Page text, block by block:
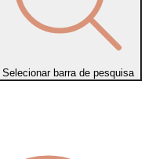
Selecionar barra de pesquisa